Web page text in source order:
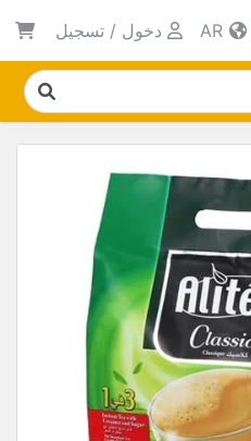
دخول / تسجيل